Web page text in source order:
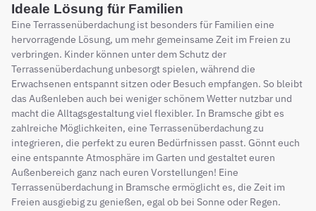
Ideale Lösung für Familien
Eine Terrassenüberdachung ist besonders für Familien eine
hervorragende Lösung, um mehr gemeinsame Zeit im Freien zu
verbringen. Kinder können unter dem Schutz der
Terrassenüberdachung unbesorgt spielen, während die
Erwachsenen entspannt sitzen oder Besuch empfangen. So bleibt
das Außenleben auch bei weniger schönem Wetter nutzbar und
macht die Alltagsgestaltung viel flexibler. In Bramsche gibt es
zahlreiche Möglichkeiten, eine Terrassenüberdachung zu
integrieren, die perfekt zu euren Bedürfnissen passt. Gönnt euch
eine entspannte Atmosphäre im Garten und gestaltet euren
Außenbereich ganz nach euren Vorstellungen! Eine
Terrassenüberdachung in Bramsche ermöglicht es, die Zeit im
Freien ausgiebig zu genießen, egal ob bei Sonne oder Regen.